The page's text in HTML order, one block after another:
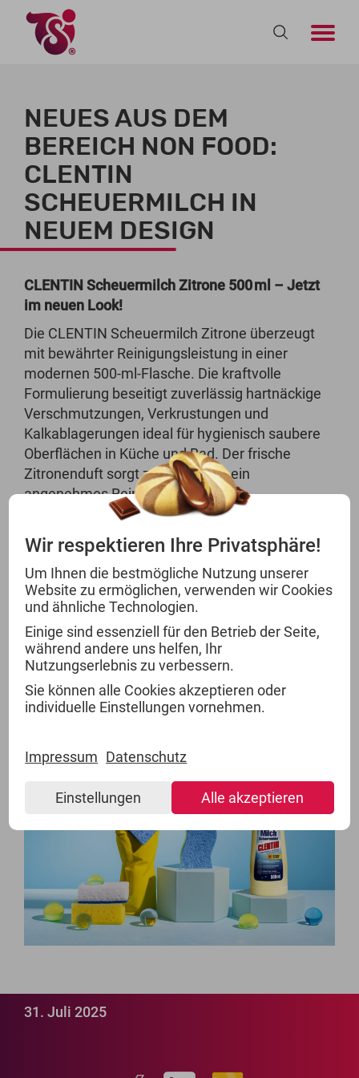
NEUES AUS DEM
BEREICH NON FOOD:
CLENTIN
SCHEUERMILCH IN
NEUEM DESIGN
CLENTIN Scheuermilch Zitrone 500ml – Jetzt
im neuen Look!
Die CLENTIN Scheuermilch Zitrone überzeugt
mit bewährter Reinigungsleistung in einer
modernen 500-ml-Flasche. Die kraftvolle
Formulierung beseitigt zuverlässig hartnäckige
Verschmutzungen, Verkrustungen und
Kalkablagerungen ideal für hygienisch saubere
Oberflächen in Küche und Bad. Der frische
Zitronenduft sorgt zusätzlich für ein
angenehmes Reinigungsergebnis.
Produktmerkmale im Überblick:
Stark gegen Verkrustungen
Entfernt Schmutz und Kalk zuverlässig
Sorgt für strahlend saubere Oberflächen
Frischer Zitronenduft
Ergonomische 500 ml-Flasche
Für Küche und Bad geeignet
31. Juli 2025
Wir respektieren Ihre Privatsphäre!
Um Ihnen die bestmögliche Nutzung unserer
Website zu ermöglichen, verwenden wir Cookies
und ähnliche Technologien.
Einige sind essenziell für den Betrieb der Seite,
während andere uns helfen, Ihr
Nutzungserlebnis zu verbessern.
Sie können alle Cookies akzeptieren oder
individuelle Einstellungen vornehmen.
Impressum Datenschutz
Einstellungen Alle akzeptieren